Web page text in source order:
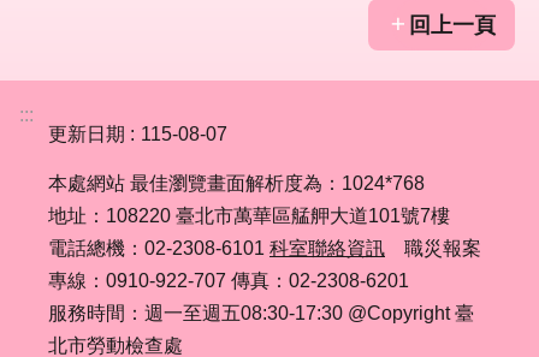
絡
資
訊
相
關
回上一頁
:::
更新日期
115-08-07
本處網站 最佳瀏覽畫面解析度為：1024*768
地址：108220 臺北市萬華區艋舺大道101號7樓
電話總機：02-2308-6101 科室聯絡資訊 職災報案
專線：0910-922-707 傳真：02-2308-6201
服務時間：週一至週五08:30-17:30 @Copyright 臺
北市勞動檢查處